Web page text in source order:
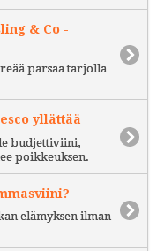
& Co -
parsaa tarjolla
yllättää
budjettiviini,
poikkeuksen.
elämyksen ilman